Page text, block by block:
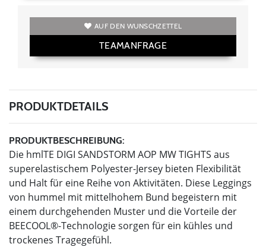
AUF DEN WUNSCHZETTEL
TEAMANFRAGE
PRODUKTDETAILS
PRODUKTBESCHREIBUNG:
Die hmlTE DIGI SANDSTORM AOP MW TIGHTS aus
superelastischem Polyester-Jersey bieten Flexibilität
und Halt für eine Reihe von Aktivitäten. Diese Leggings
von hummel mit mittelhohem Bund begeistern mit
einem durchgehenden Muster und die Vorteile der
BEECOOL®-Technologie sorgen für ein kühles und
trockenes Tragegefühl.